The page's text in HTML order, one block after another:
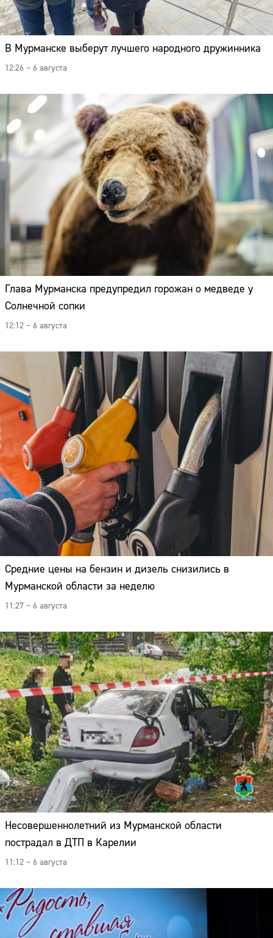
В Мурманске выберут лучшего народного дружинника
12:26 – 6 августа
Глава Мурманска предупредил горожан о медведе у
Солнечной сопки
12:12 – 6 августа
Средние цены на бензин и дизель снизились в
Мурманской области за неделю
11:27 – 6 августа
Несовершеннолетний из Мурманской области
пострадал в ДТП в Карелии
11:12 – 6 августа